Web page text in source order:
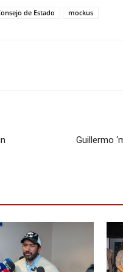
de Estado mockus
Guillermo